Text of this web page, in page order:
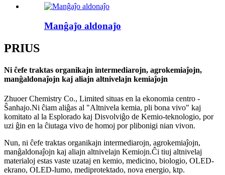
Manĝaĵo aldonaĵo
PRIUS
Ni ĉefe traktas organikajn intermediarojn, agrokemiaĵojn,
manĝaldonaĵojn kaj aliajn altnivelajn kemiaĵojn
Zhuoer Chemistry Co., Limited situas en la ekonomia centro -
Ŝanhajo.Ni ĉiam aliĝas al "Altnivela kemia, pli bona vivo" kaj
komitato al la Esplorado kaj Disvolviĝo de Kemio-teknologio, por
uzi ĝin en la ĉiutaga vivo de homoj por plibonigi nian vivon.
Nun, ni ĉefe traktas organikajn intermediarojn, agrokemiaĵojn,
manĝaldonaĵojn kaj aliajn altnivelajn Kemiojn.Ĉi tiuj altnivelaj
materialoj estas vaste uzataj en kemio, medicino, biologio, OLED-
ekrano, OLED-lumo, mediprotektado, nova energio, ktp.